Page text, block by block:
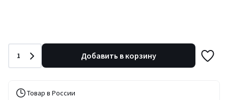
Количество
1 Добавить в корзину
Товар в России